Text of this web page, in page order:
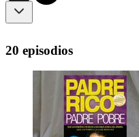
20 episodios